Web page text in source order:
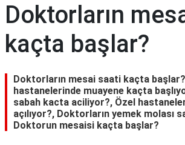
Doktorların
kaçta başlar?
Doktorların mesai saati kaçta
hastanelerinde muayene kaçta
sabah kacta aciliyor?, Özel
açılıyor?, Doktorların yemek molası
Doktorun mesaisi kaçta başlar?